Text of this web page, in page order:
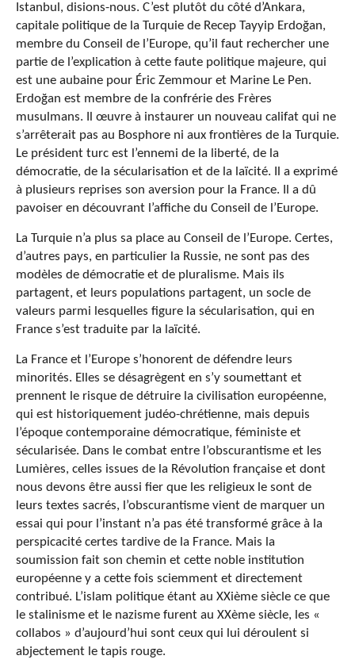
Istanbul, disions-nous. C’est plutôt du côté d’Ankara,
capitale politique de la Turquie de Recep Tayyip Erdoğan,
membre du Conseil de l’Europe, qu’il faut rechercher une
partie de l’explication à cette faute politique majeure, qui
est une aubaine pour Éric Zemmour et Marine Le Pen.
Erdoğan est membre de la confrérie des Frères
musulmans. Il œuvre à instaurer un nouveau califat qui ne
s’arrêterait pas au Bosphore ni aux frontières de la Turquie.
Le président turc est l’ennemi de la liberté, de la
démocratie, de la sécularisation et de la laïcité. Il a exprimé
à plusieurs reprises son aversion pour la France. Il a dû
pavoiser en découvrant l’affiche du Conseil de l’Europe.
La Turquie n’a plus sa place au Conseil de l’Europe. Certes,
d’autres pays, en particulier la Russie, ne sont pas des
modèles de démocratie et de pluralisme. Mais ils
partagent, et leurs populations partagent, un socle de
valeurs parmi lesquelles figure la sécularisation, qui en
France s’est traduite par la laïcité.
La France et l’Europe s’honorent de défendre leurs
minorités. Elles se désagrègent en s’y soumettant et
prennent le risque de détruire la civilisation européenne,
qui est historiquement judéo-chrétienne, mais depuis
l’époque contemporaine démocratique, féministe et
sécularisée. Dans le combat entre l’obscurantisme et les
Lumières, celles issues de la Révolution française et dont
nous devons être aussi fier que les religieux le sont de
leurs textes sacrés, l’obscurantisme vient de marquer un
essai qui pour l’instant n’a pas été transformé grâce à la
perspicacité certes tardive de la France. Mais la
soumission fait son chemin et cette noble institution
européenne y a cette fois sciemment et directement
contribué. L’islam politique étant au XXième siècle ce que
le stalinisme et le nazisme furent au XXème siècle, les «
collabos » d’aujourd’hui sont ceux qui lui déroulent si
abjectement le tapis rouge.